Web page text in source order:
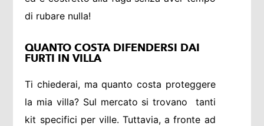
di rubare nulla!
QUANTO COSTA DIFENDERSI DAI
FURTI IN VILLA
Ti chiederai, ma quanto costa proteggere
la mia villa? Sul mercato si trovano tanti
kit specifici per ville. Tuttavia, a fronte ad